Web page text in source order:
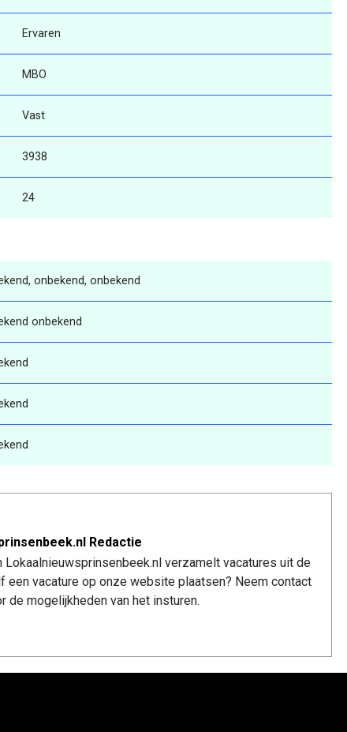
Ervaren
MBO
Vast
3938
24
onbekend, onbekend
onbekend
Redactie
Lokaalnieuwsprinsenbeek.nl verzamelt vacatures uit de
een vacature op onze website plaatsen? Neem contact
de mogelijkheden van het insturen.